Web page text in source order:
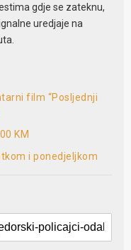
gdje se zateknu,
uredjaje na
film “Posljednji
KM
i ponedjeljkom